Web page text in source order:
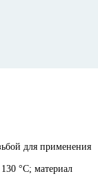
для применения
°С; материал